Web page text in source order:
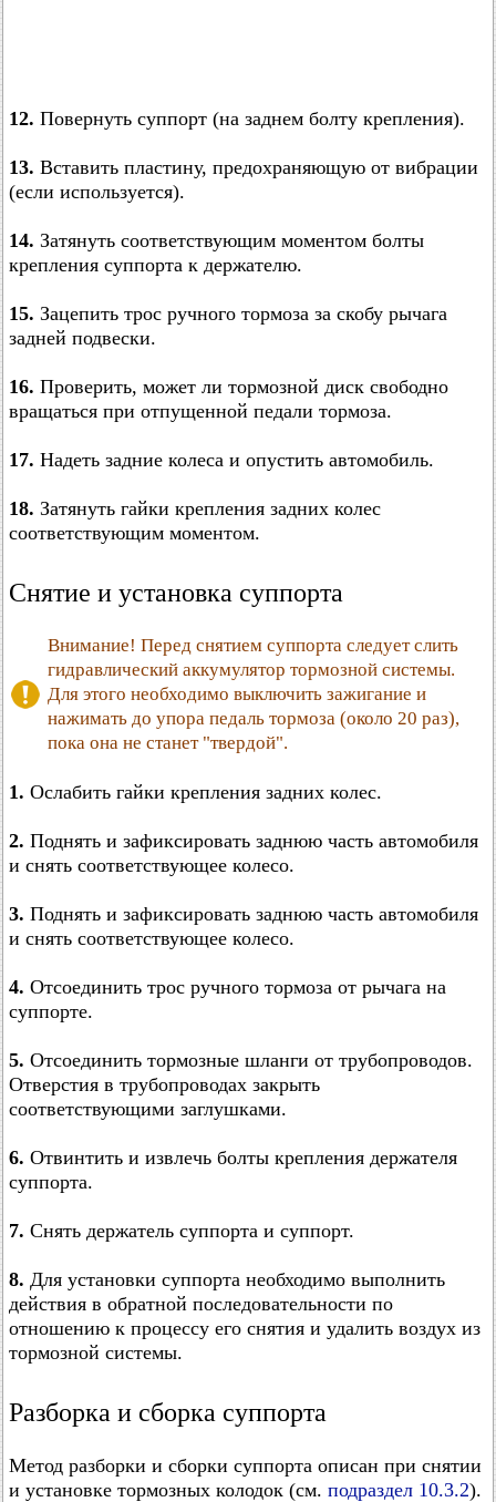
12. Повернуть суппорт (на заднем болту крепления).
13. Вставить пластину, предохраняющую от вибрации
(если используется).
14. Затянуть соответствующим моментом болты
крепления суппорта к держателю.
15. Зацепить трос ручного тормоза за скобу рычага
задней подвески.
16. Проверить, может ли тормозной диск свободно
вращаться при отпущенной педали тормоза.
17. Надеть задние колеса и опустить автомобиль.
18. Затянуть гайки крепления задних колес
соответствующим моментом.
Снятие и установка суппорта
Внимание! Перед снятием суппорта следует слить
гидравлический аккумулятор тормозной системы.
Для этого необходимо выключить зажигание и
нажимать до упора педаль тормоза (около 20 раз),
пока она не станет "твердой".
1. Ослабить гайки крепления задних колес.
2. Поднять и зафиксировать заднюю часть автомобиля
и снять соответствующее колесо.
3. Поднять и зафиксировать заднюю часть автомобиля
и снять соответствующее колесо.
4. Отсоединить трос ручного тормоза от рычага на
суппорте.
5. Отсоединить тормозные шланги от трубопроводов.
Отверстия в трубопроводах закрыть
соответствующими заглушками.
6. Отвинтить и извлечь болты крепления держателя
суппорта.
7. Снять держатель суппорта и суппорт.
8. Для установки суппорта необходимо выполнить
действия в обратной последовательности по
отношению к процессу его снятия и удалить воздух из
тормозной системы.
Разборка и сборка суппорта
Метод разборки и сборки суппорта описан при снятии
и установке тормозных колодок (см. подраздел 10.3.2).